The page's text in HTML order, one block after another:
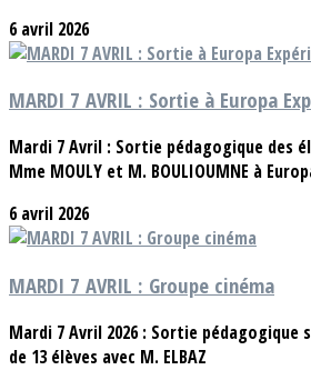
6 avril 2026
MARDI 7 AVRIL : Sortie à Europa
Mardi 7 Avril : Sortie pédagogique des
Mme MOULY et M. BOULIOUMNE à
6 avril 2026
MARDI 7 AVRIL : Groupe cinéma
Mardi 7 Avril 2026 : Sortie pédagogique
de 13 élèves avec M. ELBAZ